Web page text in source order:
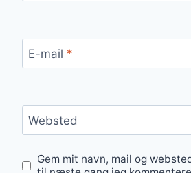
E-mail *
Websted
Gem mit navn, mail og